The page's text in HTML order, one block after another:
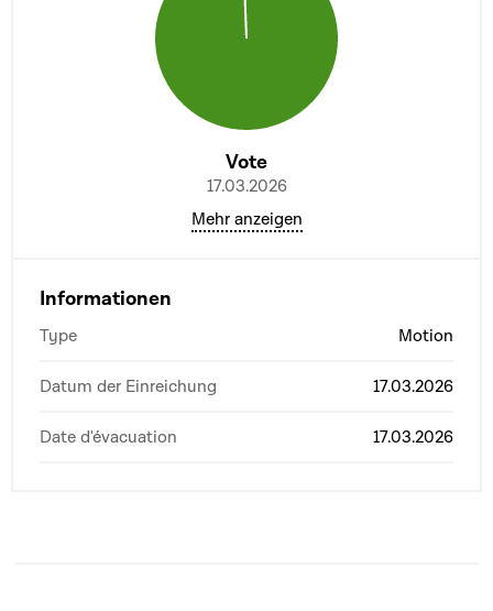
Vote
17.03.2026
Mehr anzeigen
Informationen
Type Motion
Datum der Einreichung 17.03.2026
Date d'évacuation 17.03.2026